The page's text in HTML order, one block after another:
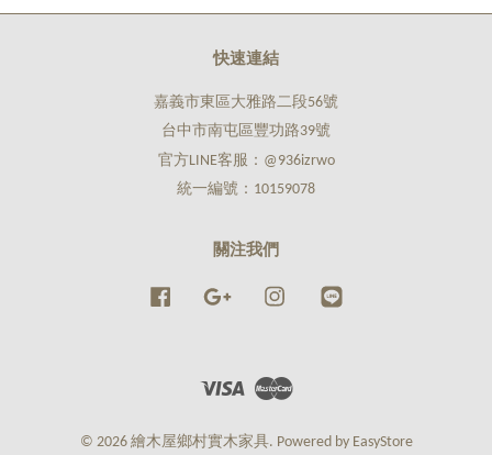
快速連結
嘉義市東區大雅路二段56號
台中市南屯區豐功路39號
官方LINE客服：@936izrwo
統一編號：10159078
關注我們
Facebook Google Instagram
Visa Master
© 2026 繪木屋鄉村實木家具. Powered by EasyStore